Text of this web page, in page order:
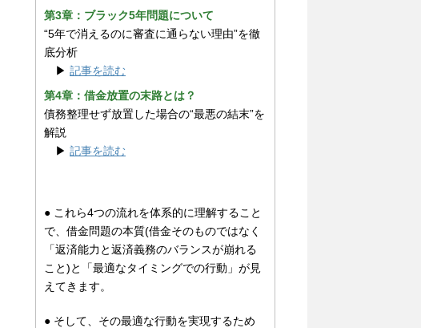
第3章：ブラック5年問題について
“5年で消えるのに審査に通らない理由”を徹
底分析
▶ 記事を読む
第4章：借金放置の末路とは？
債務整理せず放置した場合の“最悪の結末”を
解説
▶ 記事を読む
● これら4つの流れを体系的に理解すること
で、借金問題の本質(借金そのものではなく
「返済能力と返済義務のバランスが崩れる
こと)と「最適なタイミングでの行動」が見
えてきます。
● そして、その最適な行動を実現するため